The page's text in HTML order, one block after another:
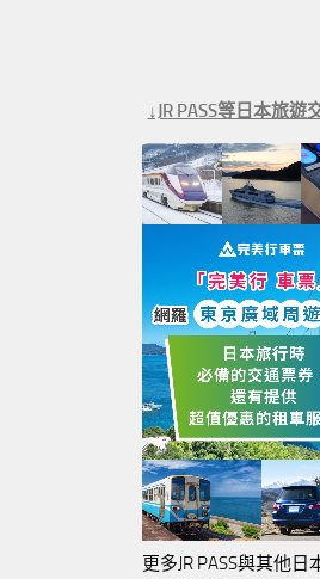
↓JR PASS等日本旅遊
更多JR PASS與其他日